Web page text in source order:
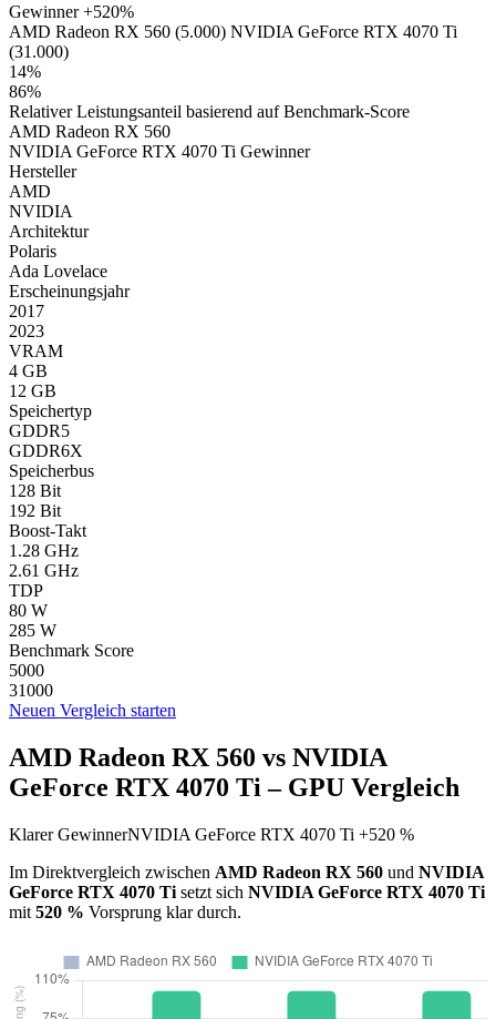
Gewinner+520%
AMD Radeon RX 560 (5.000) NVIDIA GeForce RTX 4070 Ti
(31.000)
14%
86%
Relativer Leistungsanteil basierend auf Benchmark-Score
AMD Radeon RX 560
NVIDIA GeForce RTX 4070 Ti Gewinner
Hersteller
AMD
NVIDIA
Architektur
Polaris
Ada Lovelace
Erscheinungsjahr
2017
2023
VRAM
4 GB
12 GB
Speichertyp
GDDR5
GDDR6X
Speicherbus
128 Bit
192 Bit
Boost-Takt
1.28 GHz
2.61 GHz
TDP
80 W
285 W
Benchmark Score
5000
31000
Neuen Vergleich starten
AMD Radeon RX 560 vs NVIDIA
GeForce RTX 4070 Ti – GPU Vergleich
Klarer GewinnerNVIDIA GeForce RTX 4070 Ti +520 %
Im Direktvergleich zwischen AMD Radeon RX 560 und NVIDIA
GeForce RTX 4070 Ti setzt sich NVIDIA GeForce RTX 4070 Ti
mit 520 % Vorsprung klar durch.